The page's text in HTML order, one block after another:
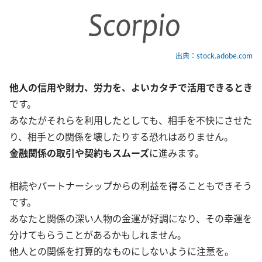
出典：stock.adobe.com
他人の信用や財力、労力を、よいカタチで活用できるとき
です。
あなたがそれらを利用したとしても、相手を不快にさせた
り、相手との関係を壊したりする恐れはありません。
金融関係の取引や契約もスムーズに進みます。
相続やパートナーシップからの利益を得ることもできそう
です。
あなたと関係の深い人物の金運が好調になり、その幸運を
分けてもらうことがあるかもしれません。
他人との関係を打算的なものにしないように注意を。